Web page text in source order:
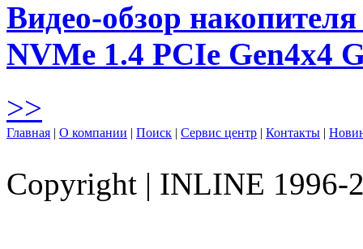
Видео-обзор
NVMe 1.4 PCIe Gen4х4
>>
Главная | О компании | Поиск | Сервис центр | Контакты |
Copyright | INLINE 1996-